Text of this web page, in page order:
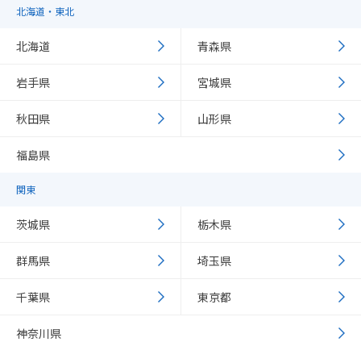
北海道・東北
北海道 青森県
岩手県 宮城県
秋田県 山形県
福島県
関東
茨城県 栃木県
群馬県 埼玉県
千葉県 東京都
神奈川県